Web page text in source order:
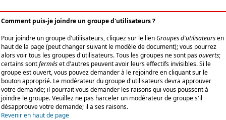
Comment puis-je joindre un groupe d'utilisateurs ?
Pour joindre un groupe d'utilisateurs, cliquez sur le lienGroupes d'utilisateursen
haut de la page (peut changer suivant le modèle de document); vous pourrez
alors voir tous les groupes d'utilisateurs. Tous les groupes ne sont pasouverts;
certains sontferméset d'autres peuvent avoir leurs effectifs invisibles. Si le
groupe est ouvert, vous pouvez demander à le rejoindre en cliquant sur le
bouton approprié. Le modérateur du groupe d'utilisateurs devra approuver
votre demande; il pourrait vous demander les raisons qui vous poussent à
joindre le groupe. Veuillez ne pas harceler un modérateur de groupe s'il
désapprouve votre demande; il a ses raisons.
Revenir en haut de page